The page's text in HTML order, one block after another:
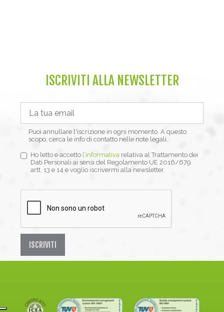
ISCRIVITI ALLA NEWSLETTER
Puoi annullare l'iscrizione in ogni momento. A questo
scopo, cerca le info di contatto nelle note legali.
Ho letto e accetto l’informativa relativa al Trattamento dei
Dati Personali ai sensi del Regolamento UE 2016/679
artt. 13 e 14 e voglio iscrivermi alla newsletter.
ISCRIVITI